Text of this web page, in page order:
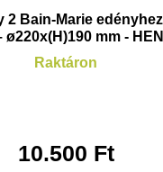
2 Bain-Marie
ø220x(H)190 mm -
Raktáron
10.500 Ft